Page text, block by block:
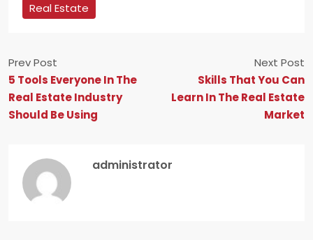
Real Estate
Prev Post
5 Tools Everyone In The
Real Estate Industry
Should Be Using
Next Post
Skills That You Can
Learn In The Real Estate
Market
administrator